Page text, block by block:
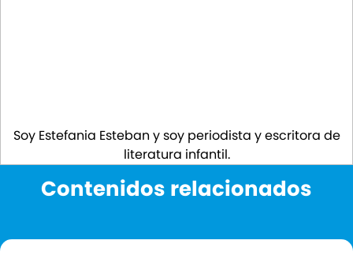
Soy Estefania Esteban y soy periodista y escritora de
literatura infantil.
Contenidos relacionados